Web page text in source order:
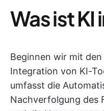
Was ist KI
Beginnen wir mit
Integration von KI-
umfasst die
Nachverfolgung des